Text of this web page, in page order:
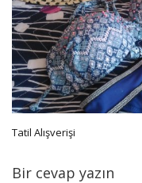
Tatil Alışverişi
Bir cevap yazın